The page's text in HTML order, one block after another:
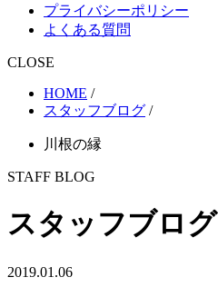
プライバシーポリシー
よくある質問
CLOSE
HOME /
スタッフブログ /
川根の縁
STAFF BLOG
スタッフブログ
2019.01.06